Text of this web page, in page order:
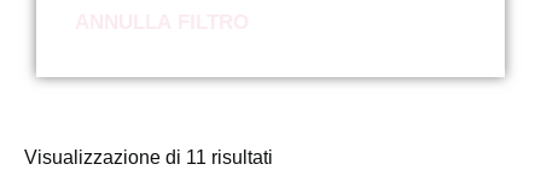
Visualizzazione di 11 risultati